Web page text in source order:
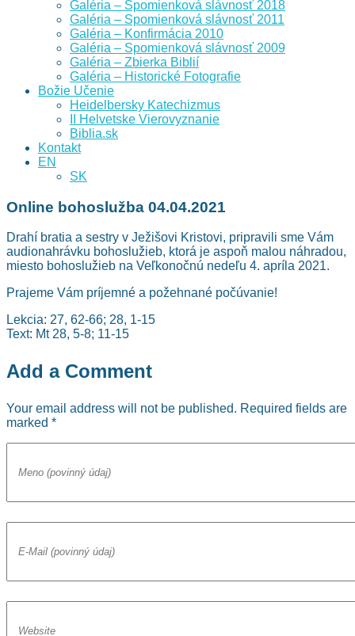
Galéria – Spomienková slávnosť 2018
Galéria – Spomienková slávnosť 2011
Galéria – Konfirmácia 2010
Galéria – Spomienková slávnosť 2009
Galéria – Zbierka Biblií
Galéria – Historické Fotografie
Božie Učenie
Heidelbersky Katechizmus
II Helvetske Vierovyznanie
Biblia.sk
Kontakt
EN
SK
Online bohoslužba 04.04.2021
Drahí bratia a sestry v Ježišovi Kristovi, pripravili sme Vám
audionahrávku bohoslužieb, ktorá je aspoň malou náhradou,
miesto bohoslužieb na Veľkonočnú nedeľu 4. apríla 2021.
Prajeme Vám príjemné a požehnané počúvanie!
Lekcia: 27, 62-66; 28, 1-15
Text: Mt 28, 5-8; 11-15
Add a Comment
Your email address will not be published. Required fields are
marked *